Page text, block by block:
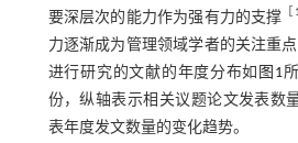
要深层次的能力作为强有力的支撑 ［
力逐渐成为管理领域学者的关注重点
进行研究的文献的年度分布如 图1
份，纵轴表示相关议题论文发表数
表年度发文数量的变化趋势。